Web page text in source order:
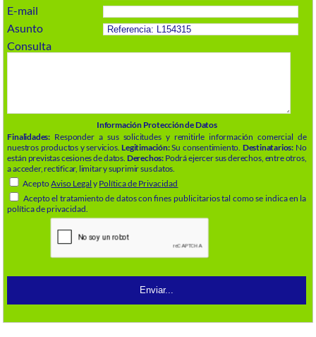
E-mail
Asunto
Consulta
Información Protección de Datos
Finalidades: Responder a sus solicitudes y remitirle información comercial de
nuestros productos y servicios.Legitimación:Su consentimiento. Destinatarios:No
están previstas cesiones de datos. Derechos: Podrá ejercer sus derechos, entre otros,
a acceder, rectificar, limitar y suprimir sus datos.
AceptoAviso Legal y Política de Privacidad
Acepto el tratamiento de datos con fines publicitarios tal como se indica en la
política de privacidad.